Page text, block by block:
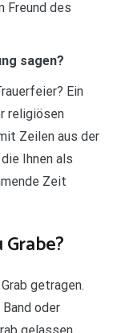
Freund des
sagen?
Ein
religiösen
Zeilen aus der
Ihnen als
Zeit
getragen.
oder